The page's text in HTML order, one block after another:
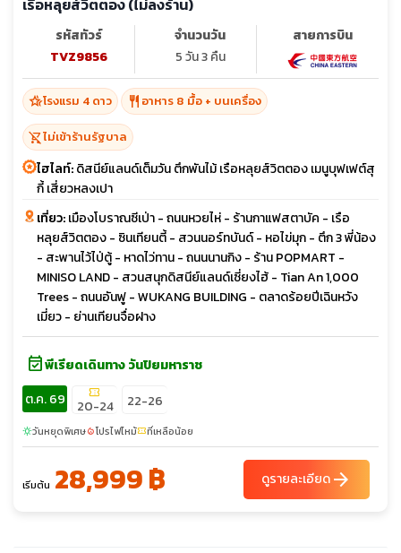
เรือหลุยส์วิตตอง (ไม่ลงร้าน)
รหัสทัวร์
TVZ9856
จำนวนวัน
5 วัน 3 คืน
สายการบิน
hotel_classโรงแรม 4 ดาว restaurant อาหาร 8 มื้อ + บนเครื่อง
shopping_cart_offไม่เข้าร้านรัฐบาล
ไฮไลท์:ดิสนีย์แลนด์เต็มวัน ตึกพันไม้ เรือหลุยส์วิตตอง เมนูบุฟเฟต์สุ
กี้ เสี่ยวหลงเปา
เที่ยว:เมืองโบราณซีเป่า - ถนนหวยไห่ - ร้านกาแฟสตาบัค - เรือ
หลุยส์วิตตอง - ซินเทียนตี้ - สวนนอร์ทบันด์ - หอไข่มุก - ตึก 3 พี่น้อง
- สะพานไว้ไป่ตู้ - หาดไว่ทาน - ถนนนานกิง - ร้าน POPMART -
MINISO LAND - สวนสนุกดิสนีย์แลนด์เซี่ยงไฮ้ - Tian An 1,000
Trees - ถนนอันฟู - WUKANG BUILDING - ตลาดร้อยปีเฉินหวัง
เมี่ยว - ย่านเทียนจื่อฝาง
event_availableพีเรียดเดินทาง วันปิยมหาราช
ต.ค. 69
confirmation_number
20-24 22-26
sunnyวันหยุดพิเศษlocal_fire_departmentโปรไฟไหม้confirmation_numberที่เหลือน้อย
เริ่มต้น 28,999 ฿ ดูรายละเอียดarrow_forward